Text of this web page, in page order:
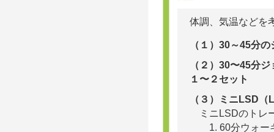
体調、気温などを
（１）30～45分
（２）30〜45分
１〜２セット
（３）ミニLSD
ミニLSDのトレ
1. 60分ウォ